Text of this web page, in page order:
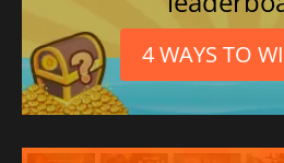
4 WAYS TO